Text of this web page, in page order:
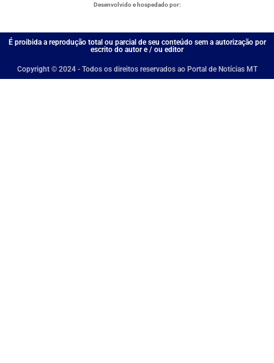
Desenvolvido e hospedado por:
É proibida a reprodução total ou parcial de seu conteúdo sem a autorização por
escrito do autor e / ou editor
Copyright © 2024 - Todos os direitos reservados ao Portal de Notícias MT